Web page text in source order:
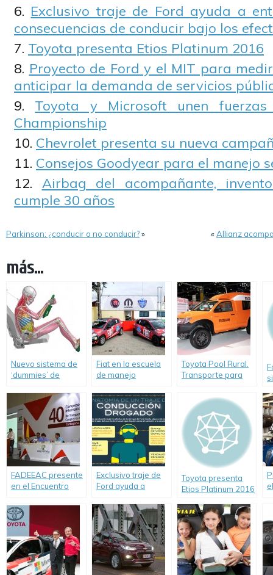
Exclusivo traje de Ford ayuda a
consecuencias de conducir bajo los
Toyota presenta Etios Platinum 2016
Proyecto de Ford y el MIT para
anticipar la demanda de servicios
Toyota y Microsoft unen
Championship
Chevrolet presenta su nueva
Consejos Goodyear para el manejo
Airbag del acompañante,
cumple 30 años
Parkinson: ¿conducir o no conducir?» «Allianz
más...
Nuevo sistema de
‘dummies’ de
pruebas virtuales
de accidentes
viales
Fiat en la escuela
de manejo
Experience”.
Toyota Pool Rural.
Transporte para
FADEEAC presente
en el Encuentro
Transporte en
Colombia
Exclusivo traje de
Ford ayuda a
peligrosas
consecuencias de
conducir bajo los
efectos de las
drogas.
Toyota presenta
Etios Platinum 2016